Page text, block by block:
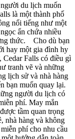
du lịch muốn
là một thành phố
nổi tiếng như một
ẩn chứa nhiều
thức. Cho dù bạn
hay một gia đình hy
Cedar Falls có điều gì
tranh vẽ và những
lịch sử và nhà hàng
bạn muốn quay lại.
người du lịch có
phí. May mắn
tầm quan trọng
nhà hàng và không
phí cho nhu cầu